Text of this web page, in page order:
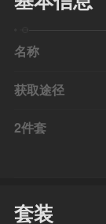
名称
获取途径
2件套
套装